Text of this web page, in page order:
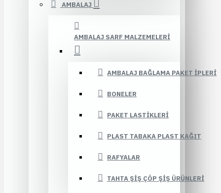
AMBALAJ
AMBALAJ SARF MALZEMELERI
AMBALAJ BAĞLAMA PAKET İPLERI
BONELER
PAKET LASTIKLERI
PLAST TABAKA PLAST KAĞIT
RAFYALAR
TAHTA ŞIŞ ÇÖP ŞIŞ ÜRÜNLERI